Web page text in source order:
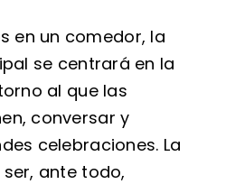
en un comedor, la
se centrará en la
al que las
conversar y
celebraciones. La
ante todo,